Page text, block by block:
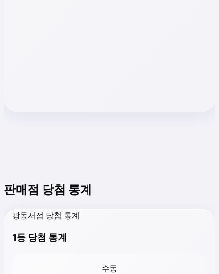
판매점 당첨 통계
광동서점 당첨 통계
1등 당첨 통계
수동